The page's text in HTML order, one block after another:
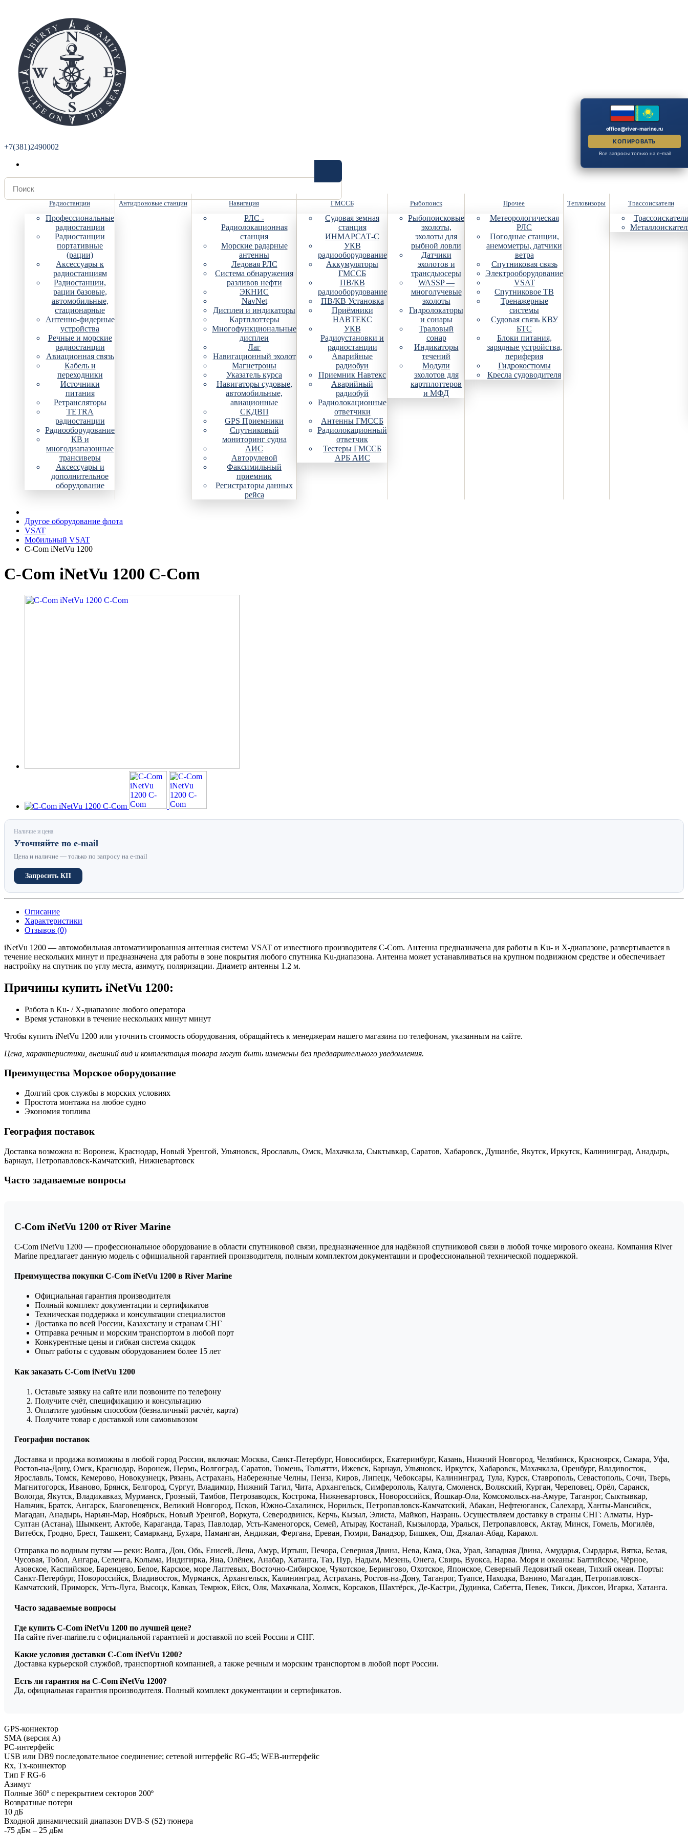
+7(381)2490002
Радиостанции
Профессиональные
радиостанции
Радиостанции
портативные
(рации)
Аксессуары к
радиостанциям
Радиостанции,
рации базовые,
автомобильные,
стационарные
Антенно-фидерные
устройства
Речные и морские
радиостанции
Авиационная связь
Кабель и
переходники
Источники
питания
Ретрансляторы
TETRA
радиостанции
Радиооборудование
КВ и
многодиапазонные
трансиверы
Аксессуары и
дополнительное
оборудование
Антидроновые станции Навигация
РЛС -
Радиолокационная
станция
Морские радарные
антенны
Ледовая РЛС
Система обнаружения
разливов нефти
ЭКНИС
NavNet
Дисплеи и индикаторы
Картплоттеры
Многофункциональные
дисплеи
Лаг
Навигационный эхолот
Магнетроны
Указатель курса
Навигаторы судовые,
автомобильные,
авиационные
СКДВП
GPS Приемники
Спутниковый
мониторинг судна
АИС
Авторулевой
Факсимильный
приемник
Регистраторы данных
рейса
ГМССБ
Судовая земная
станция
ИНМАРСАТ-С
УКВ
радиооборудование
Аккумуляторы
ГМССБ
ПВ/КВ
радиооборудование
ПВ/КВ Установка
Приёмники
НАВТЕКС
УКВ
Радиоустановки и
радиостанции
Аварийные
радиобуи
Приемник Навтекс
Аварийный
радиобуй
Радиолокационные
ответчики
Антенны ГМССБ
Радиолокационный
ответчик
Тестеры ГМССБ
АРБ АИС
Рыбопоиск
Рыбопоисковые
эхолоты,
эхолоты для
рыбной ловли
Датчики
эхолотов и
трансдьюсеры
WASSP —
многолучевые
эхолоты
Гидролокаторы
и сонары
Траловый
сонар
Индикаторы
течений
Модули
эхолотов для
картплоттеров
и МФД
Прочее
Метеорологическая
РЛС
Погодные станции,
анемометры, датчики
ветра
Спутниковая связь
Электрооборудование
VSAT
Спутниковое ТВ
Тренажерные
системы
Судовая связь КВУ
БТС
Блоки питания,
зарядные устройства,
периферия
Гидрокостюмы
Кресла судоводителя
Тепловизоры Трассоискатели
Другое оборудование флота
VSAT
Мобильный VSAT
C-Com iNetVu 1200
C-Com iNetVu 1200 C-Com
Наличие и цена
Уточняйте по e-mail
Цена и наличие — только по запросу на e-mail
Запросить КП
Описание
Характеристики
Отзывов (0)
iNetVu 1200 — автомобильная автоматизированная антенная система VSAT от известного производителя C-Com. Антенна предназначена для работы в Ku- и X-диапазоне, развертывается в
течение нескольких минут и предназначена для работы в зоне покрытия любого спутника Ku-диапазона. Антенна может устанавливаться на крупном подвижном средстве и обеспечивает
настройку на спутник по углу места, азимуту, поляризации. Диаметр антенны 1.2 м.
Причины купить iNetVu 1200:
Работа в Ku- / X-диапазоне любого оператора
Время установки в течение нескольких минут минут
Чтобы купить iNetVu 1200 или уточнить стоимость оборудования, обращайтесь к менеджерам нашего магазина по телефонам, указанным на сайте.
Цена, характеристики, внешний вид и комплектация товара могут быть изменены без предварительного уведомления.
Преимущества Морское оборудование
Долгий срок службы в морских условиях
Простота монтажа на любое судно
Экономия топлива
География поставок
Доставка возможна в: Воронеж, Краснодар, Новый Уренгой, Ульяновск, Ярославль, Омск, Махачкала, Сыктывкар, Саратов, Хабаровск, Душанбе, Якутск, Иркутск, Калининград, Анадырь,
Барнаул, Петропавловск-Камчатский, Нижневартовск
Часто задаваемые вопросы
C-Com iNetVu 1200 от River Marine
C-Com iNetVu 1200 — профессиональное оборудование в области спутниковой связи, предназначенное для надёжной спутниковой связи в любой точке мирового океана. Компания River
Marine предлагает данную модель с официальной гарантией производителя, полным комплектом документации и профессиональной технической поддержкой.
Преимущества покупки C-Com iNetVu 1200 в River Marine
Официальная гарантия производителя
Полный комплект документации и сертификатов
Техническая поддержка и консультации специалистов
Доставка по всей России, Казахстану и странам СНГ
Отправка речным и морским транспортом в любой порт
Конкурентные цены и гибкая система скидок
Опыт работы с судовым оборудованием более 15 лет
Как заказать C-Com iNetVu 1200
Оставьте заявку на сайте или позвоните по телефону
Получите счёт, спецификацию и консультацию
Оплатите удобным способом (безналичный расчёт, карта)
Получите товар с доставкой или самовывозом
География поставок
Доставка и продажа возможны в любой город России, включая: Москва, Санкт-Петербург, Новосибирск, Екатеринбург, Казань, Нижний Новгород, Челябинск, Красноярск, Самара, Уфа,
Ростов-на-Дону, Омск, Краснодар, Воронеж, Пермь, Волгоград, Саратов, Тюмень, Тольятти, Ижевск, Барнаул, Ульяновск, Иркутск, Хабаровск, Махачкала, Оренбург, Владивосток,
Ярославль, Томск, Кемерово, Новокузнецк, Рязань, Астрахань, Набережные Челны, Пенза, Киров, Липецк, Чебоксары, Калининград, Тула, Курск, Ставрополь, Севастополь, Сочи, Тверь,
Магнитогорск, Иваново, Брянск, Белгород, Сургут, Владимир, Нижний Тагил, Чита, Архангельск, Симферополь, Калуга, Смоленск, Волжский, Курган, Череповец, Орёл, Саранск,
Вологда, Якутск, Владикавказ, Мурманск, Грозный, Тамбов, Петрозаводск, Кострома, Нижневартовск, Новороссийск, Йошкар-Ола, Комсомольск-на-Амуре, Таганрог, Сыктывкар,
Нальчик, Братск, Ангарск, Благовещенск, Великий Новгород, Псков, Южно-Сахалинск, Норильск, Петропавловск-Камчатский, Абакан, Нефтеюганск, Салехард, Ханты-Мансийск,
Магадан, Анадырь, Нарьян-Мар, Ноябрьск, Новый Уренгой, Воркута, Северодвинск, Керчь, Кызыл, Элиста, Майкоп, Назрань. Осуществляем доставку в страны СНГ: Алматы, Нур-
Султан (Астана), Шымкент, Актобе, Караганда, Тараз, Павлодар, Усть-Каменогорск, Семей, Атырау, Костанай, Кызылорда, Уральск, Петропавловск, Актау, Минск, Гомель, Могилёв,
Витебск, Гродно, Брест, Ташкент, Самарканд, Бухара, Наманган, Андижан, Фергана, Ереван, Гюмри, Ванадзор, Бишкек, Ош, Джалал-Абад, Каракол.
Отправка по водным путям — реки: Волга, Дон, Обь, Енисей, Лена, Амур, Иртыш, Печора, Северная Двина, Нева, Кама, Ока, Урал, Западная Двина, Амударья, Сырдарья, Вятка, Белая,
Чусовая, Тобол, Ангара, Селенга, Колыма, Индигирка, Яна, Олёнек, Анабар, Хатанга, Таз, Пур, Надым, Мезень, Онега, Свирь, Вуокса, Нарва. Моря и океаны: Балтийское, Чёрное,
Азовское, Каспийское, Баренцево, Белое, Карское, море Лаптевых, Восточно-Сибирское, Чукотское, Берингово, Охотское, Японское, Северный Ледовитый океан, Тихий океан. Порты:
Санкт-Петербург, Новороссийск, Владивосток, Мурманск, Архангельск, Калининград, Астрахань, Ростов-на-Дону, Таганрог, Туапсе, Находка, Ванино, Магадан, Петропавловск-
Камчатский, Приморск, Усть-Луга, Высоцк, Кавказ, Темрюк, Ейск, Оля, Махачкала, Холмск, Корсаков, Шахтёрск, Де-Кастри, Дудинка, Сабетта, Певек, Тикси, Диксон, Игарка, Хатанга.
Часто задаваемые вопросы
Где купить C-Com iNetVu 1200 по лучшей цене?
На сайте river-marine.ru с официальной гарантией и доставкой по всей России и СНГ.
Какие условия доставки C-Com iNetVu 1200?
Доставка курьерской службой, транспортной компанией, а также речным и морским транспортом в любой порт России.
Есть ли гарантия на C-Com iNetVu 1200?
Да, официальная гарантия производителя. Полный комплект документации и сертификатов.
GPS-коннектор
SMA (версия A)
PC-интерфейс
USB или DB9 последовательное соединение; сетевой интерфейс RG-45; WEB-интерфейс
Rx, Tx-коннектор
Тип F RG-6
Азимут
Полные 360º с перекрытием секторов 200º
Возвратные потери
10 дБ
Входной динамический диапазон DVB-S (S2) тюнера
-75 дБм – 25 дБм
office@river-marine.ru
КОПИРОВАТЬ
Все запросы только на e-mail